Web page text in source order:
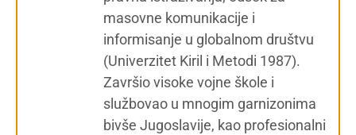
masovne komunikacije i
informisanje u globalnom društvu
(Univerzitet Kiril i Metodi 1987).
Završio visoke vojne škole i
službovao u mnogim garnizonima
bivše Jugoslavije, kao profesionalni